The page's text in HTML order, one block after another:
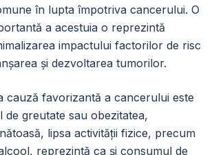
în lupta împotriva cancerului. O
a acestuia o reprezintă
impactului factorilor de risc
și dezvoltarea tumorilor.
cauză favorizantă a cancerului este
de greutate sau obezitatea,
lipsa activității fizice, precum
reprezintă ca și consumul de